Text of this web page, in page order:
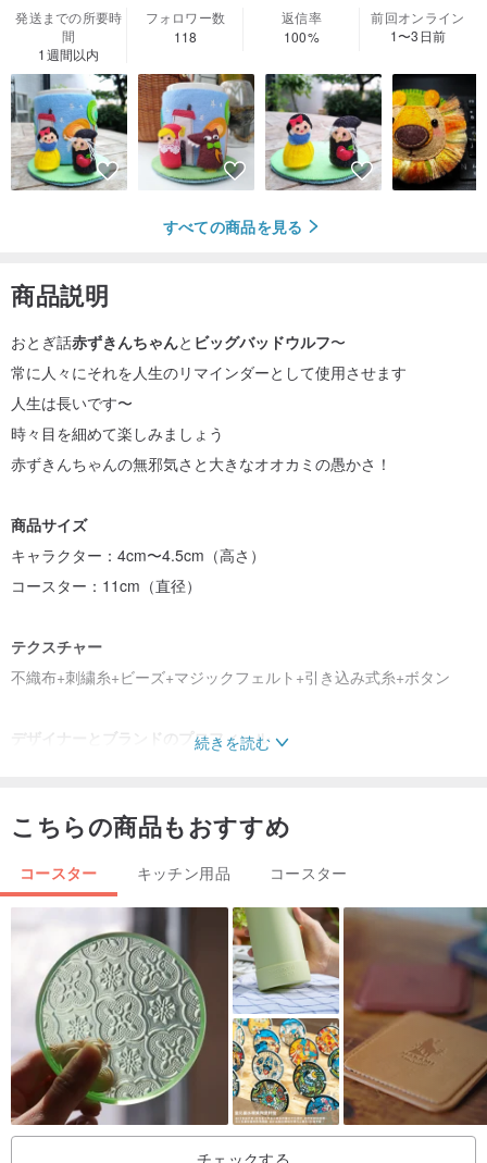
発送までの所要時
間
1週間以内
フォロワー数
118
返信率
100%
前回オンライン
1〜3日前
すべての商品を見る
商品説明
おとぎ話赤ずきんちゃんと ビッグバッドウルフ〜
常に人々にそれを人生のリマインダーとして使用させます
人生は長いです〜
時々目を細めて楽しみましょう
赤ずきんちゃんの無邪気さと大きなオオカミの愚かさ！
商品サイズ
キャラクター：4cm〜4.5cm（高さ）
コースター：11cm（直径）
テクスチャー
不織布+刺繍糸+ビーズ+マジックフェルト+引き込み式糸+ボタン
デザイナーとブランドのプロフィール
一心で愛
産地/製造方法
続きを読む
こちらの商品もおすすめ
コースター キッチン用品 コースター